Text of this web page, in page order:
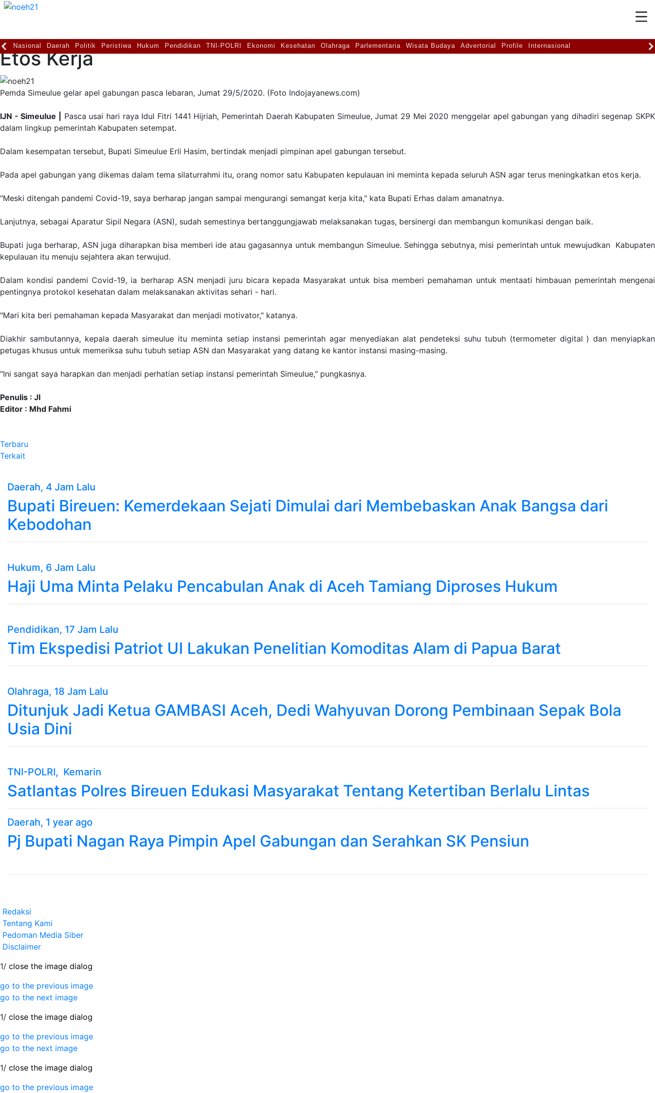
Nasional Daerah Politik Peristiwa Hukum Pendidikan TNI-POLRI Ekonomi Kesehatan Olahraga Parlementaria Wisata Budaya Advertorial Profile Internasional
Daerah
Pimpin Apel Gabungan, Bupati Erhas Ajak ASN Simeulue Tingkatkan
Etos Kerja
Pemda Simeulue gelar apel gabungan pasca lebaran, Jumat 29/5/2020. (Foto Indojayanews.com)
IJN - Simeulue |
Pasca usai hari raya Idul Fitri 1441 Hijriah, Pemerintah Daerah Kabupaten Simeulue, Jumat 29 Mei 2020 menggelar apel gabungan yang dihadiri segenap SKPK
dalam lingkup pemerintah Kabupaten setempat.
Dalam kesempatan tersebut, Bupati Simeulue Erli Hasim, bertindak menjadi pimpinan apel gabungan tersebut.
Pada apel gabungan yang dikemas dalam tema silaturrahmi itu, orang nomor satu Kabupaten kepulauan ini meminta kepada seluruh ASN agar terus meningkatkan etos kerja.
"Meski ditengah pandemi Covid-19, saya berharap jangan sampai mengurangi semangat kerja kita," kata Bupati Erhas dalam amanatnya.
Lanjutnya, sebagai Aparatur Sipil Negara (ASN), sudah semestinya bertanggungjawab melaksanakan tugas, bersinergi dan membangun komunikasi dengan baik.
Bupati juga berharap, ASN juga diharapkan bisa memberi ide atau gagasannya untuk membangun Simeulue. Sehingga sebutnya, misi pemerintah untuk mewujudkan Kabupaten
kepulauan itu menuju sejahtera akan terwujud.
Dalam kondisi pandemi Covid-19, ia berharap ASN menjadi juru bicara kepada Masyarakat untuk bisa memberi pemahaman untuk mentaati himbauan pemerintah mengenai
pentingnya protokol kesehatan dalam melaksanakan aktivitas sehari - hari.
"Mari kita beri pemahaman kepada Masyarakat dan menjadi motivator," katanya.
Diakhir sambutannya, kepala daerah simeulue itu meminta setiap instansi pemerintah agar menyediakan alat pendeteksi suhu tubuh (termometer digital ) dan menyiapkan
petugas khusus untuk memeriksa suhu tubuh setiap ASN dan Masyarakat yang datang ke kantor instansi masing-masing.
"Ini sangat saya harapkan dan menjadi perhatian setiap instansi pemerintah Simeulue," pungkasnya.
Penulis : JI
Editor : Mhd Fahmi
Terbaru
Terkait
Daerah, 4 Jam Lalu
Bupati Bireuen: Kemerdekaan Sejati Dimulai dari Membebaskan Anak Bangsa dari
Kebodohan
Hukum, 6 Jam Lalu
Haji Uma Minta Pelaku Pencabulan Anak di Aceh Tamiang Diproses Hukum
Pendidikan, 17 Jam Lalu
Tim Ekspedisi Patriot UI Lakukan Penelitian Komoditas Alam di Papua Barat
Olahraga, 18 Jam Lalu
Ditunjuk Jadi Ketua GAMBASI Aceh, Dedi Wahyuvan Dorong Pembinaan Sepak Bola
Usia Dini
TNI-POLRI, Kemarin
Satlantas Polres Bireuen Edukasi Masyarakat Tentang Ketertiban Berlalu Lintas
Daerah, 1 year ago
Pj Bupati Nagan Raya Pimpin Apel Gabungan dan Serahkan SK Pensiun
Redaksi
Tentang Kami
Pedoman Media Siber
Disclaimer
1/ close the image dialog
go to the previous image
go to the next image
1/ close the image dialog
go to the previous image
go to the next image
1/ close the image dialog
go to the previous image